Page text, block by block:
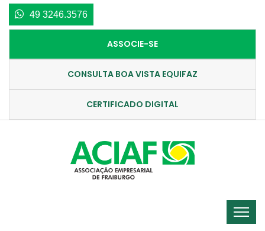
49 3246.3576
ASSOCIE-SE
CONSULTA BOA VISTA EQUIFAZ
CERTIFICADO DIGITAL